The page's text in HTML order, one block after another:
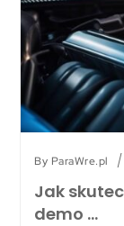
By ParaWre.pl /
Jak
demo …